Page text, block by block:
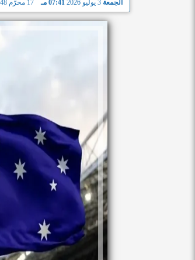
الجمعة 3 يوليو 2026 07:41 مـ 17 محرّم 1448